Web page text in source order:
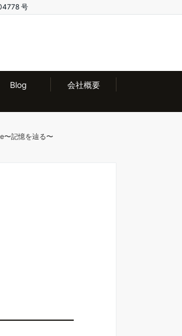
号
Blog 会社概要
〜記憶を辿る〜